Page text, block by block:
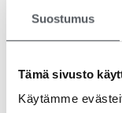
Suostumus
Tämä sivusto
Käytämme
City